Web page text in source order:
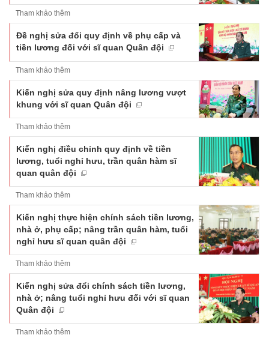
Tham khảo thêm
Đề nghị sửa đổi quy định về phụ cấp và
tiền lương đối với sĩ quan Quân đội
Tham khảo thêm
Kiến nghị sửa quy định nâng lương vượt
khung với sĩ quan Quân đội
Tham khảo thêm
Kiến nghị điều chỉnh quy định về tiền
lương, tuổi nghỉ hưu, trần quân hàm sĩ
quan quân đội
Tham khảo thêm
Kiến nghị thực hiện chính sách tiền lương,
nhà ở, phụ cấp; nâng trần quân hàm, tuổi
nghỉ hưu sĩ quan quân đội
Tham khảo thêm
Kiến nghị sửa đổi chính sách tiền lương,
nhà ở; nâng tuổi nghỉ hưu đối với sĩ quan
Quân đội
Tham khảo thêm